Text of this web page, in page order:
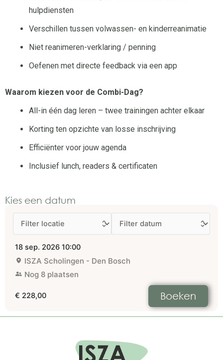
hulpdiensten
Verschillen tussen volwassen- en kinderreanimatie
Niet reanimeren-verklaring / penning
Oefenen met directe feedback via een app
Waarom kiezen voor de Combi-Dag?
All-in één dag leren – twee trainingen achter elkaar
Korting ten opzichte van losse inschrijving
Efficiënter voor jouw agenda
Inclusief lunch, readers & certificaten
Kies een datum
18 sep. 2026 10:00
ISZA Scholingen - Den Bosch
Nog 8 plaatsen
€ 228,00 Boeken